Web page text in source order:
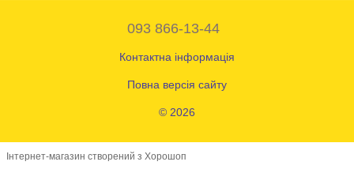
093 866-13-44
Контактна інформація
Повна версія сайту
© 2026
Інтернет-магазин створений з Хорошоп